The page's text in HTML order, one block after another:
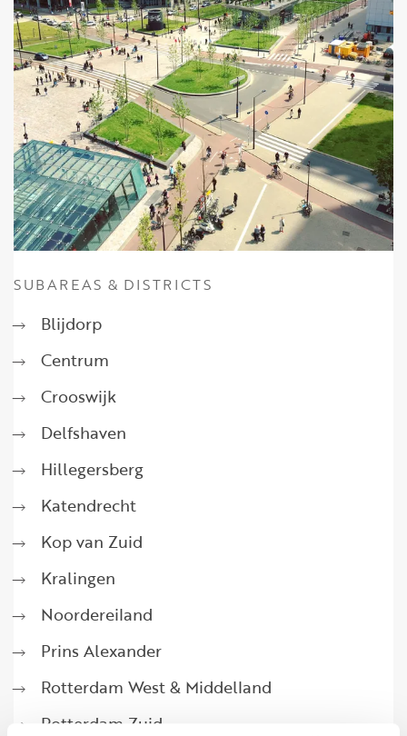
SUBAREAS & DISTRICTS
Blijdorp
Centrum
Crooswijk
Delfshaven
Hillegersberg
Katendrecht
Kop van Zuid
Kralingen
Noordereiland
Prins Alexander
Rotterdam West & Middelland
Rotterdam Zuid